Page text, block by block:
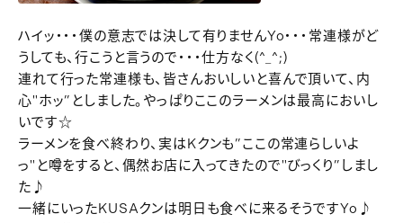
ハイッ・・・僕の意志では決して有りませんYo・・・常連様がど
うしても、行こうと言うので・・・仕方なく(^_^;)
連れて行った常連様も、皆さんおいしいと喜んで頂いて、内
心"ホッ”としました。やっぱりここのラーメンは最高においし
いです☆
ラーメンを食べ終わり、実はKクンも”ここの常連らしいよ
っ"と噂をすると、偶然お店に入ってきたので"びっくり”しまし
た♪
一緒にいったKUSAクンは明日も食べに来るそうですYo♪